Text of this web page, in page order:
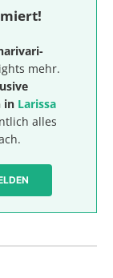
mehr.
in Larissa
alles